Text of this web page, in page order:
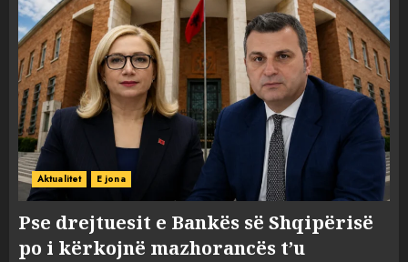
Aktualitet E jona
Pse drejtuesit e Bankës së Shqipërisë
po i kërkojnë mazhorancës t’u